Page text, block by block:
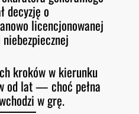
decyzję o
licencjonowanej
kroków w kierunku
od lat — choć pełna
w grę.